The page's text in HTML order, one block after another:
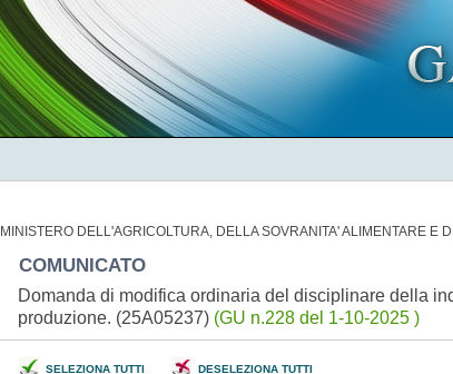
MINISTERO DELL'AGRICOLTURA, DELLA SOVRANITA' ALIMENTARE E
COMUNICATO
Domanda di modifica ordinaria del disciplinare della
produzione. (25A05237) (GU n.228 del 1-10-2025 )
SELEZIONA TUTTI DESELEZIONA TUTTI